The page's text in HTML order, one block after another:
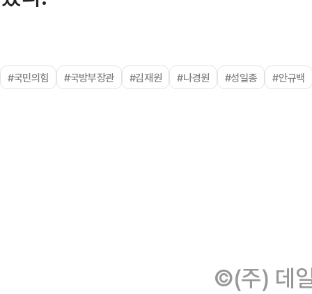
#국민의힘 #국방부장관 #김재원 #나경원 #성일종 #안규백
©(주) 데